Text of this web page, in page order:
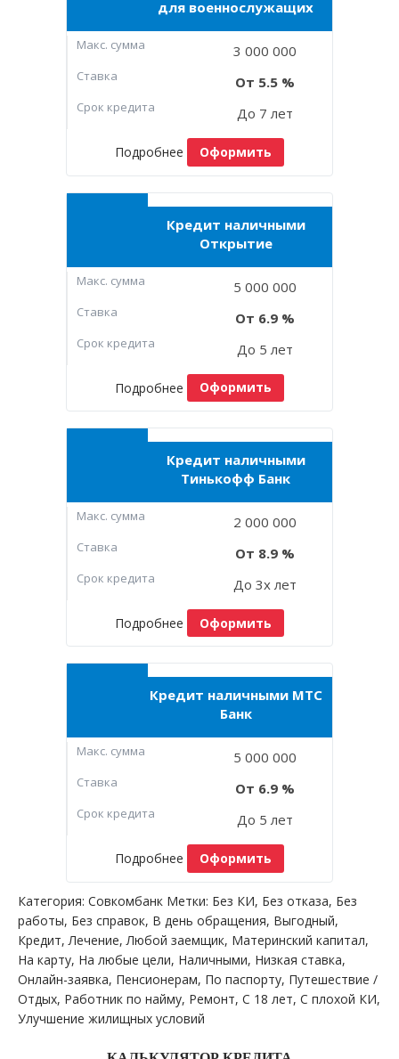
для военнослужащих
Макc. сумма 3 000 000
Ставка 5.5
Срок кредита До 7 лет
Подробнее Оформить
Кредит наличными
Открытие
Макc. сумма 5 000 000
Ставка 6.9
Срок кредита До 5 лет
Подробнее Оформить
Кредит наличными
Тинькофф Банк
Макc. сумма 2 000 000
Ставка 8.9
Срок кредита До 3х лет
Подробнее Оформить
Кредит наличными МТС
Банк
Макc. сумма 5 000 000
Ставка 6.9
Срок кредита До 5 лет
Подробнее Оформить
Категория: Совкомбанк Метки: Без КИ, Без отказа, Без
работы, Без справок, В день обращения, Выгодный,
Кредит, Лечение, Любой заемщик, Материнский капитал,
На карту, На любые цели, Наличными, Низкая ставка,
Онлайн-заявка, Пенсионерам, По паспорту, Путешествие /
Отдых, Работник по найму, Ремонт, С 18 лет, С плохой КИ,
Улучшение жилищных условий